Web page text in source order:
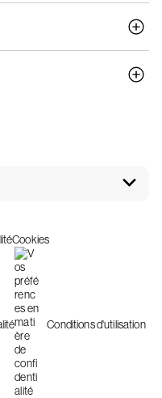
Cookies
Conditions d'utilisation